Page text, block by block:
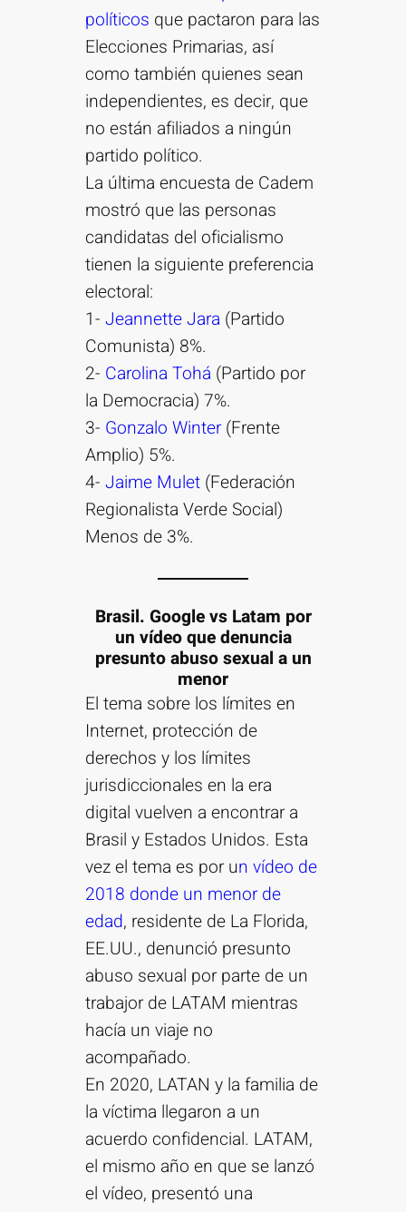
políticos que pactaron para las
Elecciones Primarias, así
como también quienes sean
independientes, es decir, que
no están afiliados a ningún
partido político.
La última encuesta de Cadem
mostró que las personas
candidatas del oficialismo
tienen la siguiente preferencia
electoral:
1-Jeannette Jara (Partido
Comunista) 8%.
2- Carolina Tohá (Partido por
la Democracia) 7%.
3- Gonzalo Winter(Frente
Amplio) 5%.
4-Jaime Mulet (Federación
Regionalista Verde Social)
Menos de 3%.
Brasil. Google vs Latam por
un vídeo que denuncia
presunto abuso sexual a un
menor
El tema sobre los límites en
Internet, protección de
derechos y los límites
jurisdiccionales en la era
digital vuelven a encontrar a
Brasil y Estados Unidos. Esta
vez el tema es por un vídeo de
2018 donde un menor de
edad, residente de La Florida,
EE.UU., denunció presunto
abuso sexual por parte de un
trabajor de LATAM mientras
hacía un viaje no
acompañado.
En 2020, LATAN y la familia de
la víctima llegaron a un
acuerdo confidencial. LATAM,
el mismo año en que se lanzó
el vídeo, presentó una